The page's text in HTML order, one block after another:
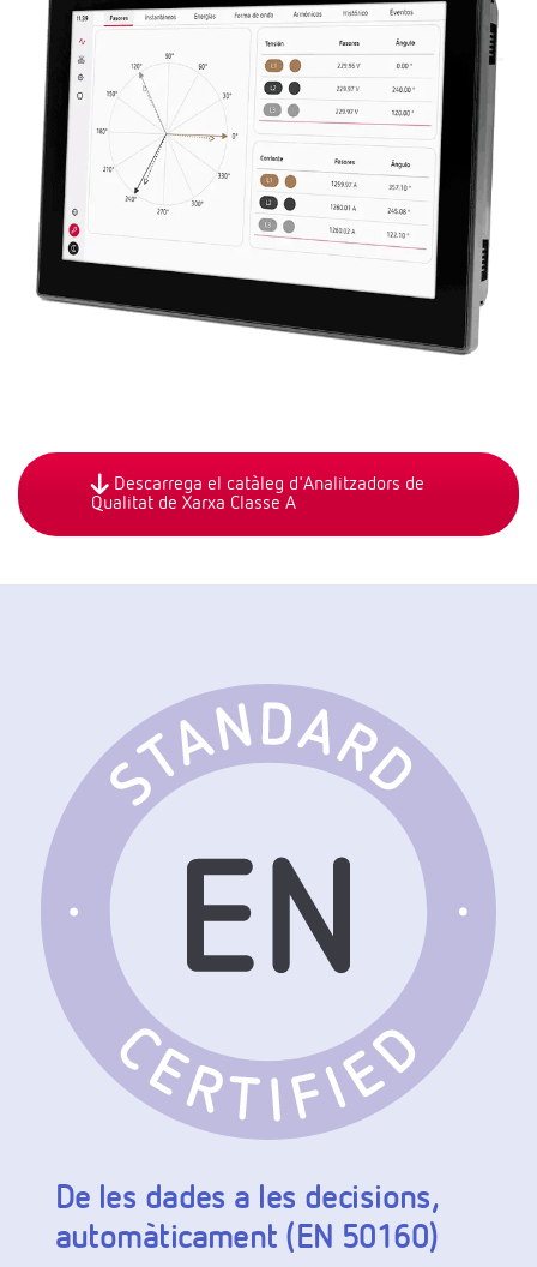
Descarrega el catàleg d'Analitzadors de
Qualitat de Xarxa Classe A
De les dades a les decisions,
automàticament (EN 50160)